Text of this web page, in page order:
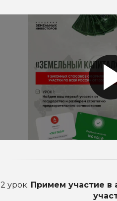
2 урок. Примем участие в